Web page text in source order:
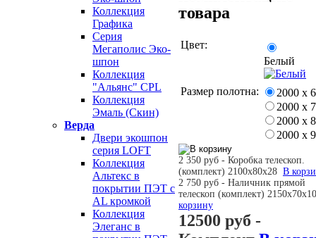
Коллекция
Графика
Серия
Мегаполис Эко-
шпон
Коллекция
"Альянс" CPL
Коллекция
Эмаль (Скин)
Верда
Двери экошпон
серия LOFT
Коллекция
Альтекс в
покрытии ПЭТ с
AL кромкой
Коллекция
Элеганс в
товара
Цвет:
Белый
Размер полотна:
2000 х
2000 х
2000 х
2000 х
2 350 руб - Коробка телескоп.
(комплект) 2100х80х28 В
2 750 руб - Наличник прямой
телескоп (комплект)
корзину
12500 руб -